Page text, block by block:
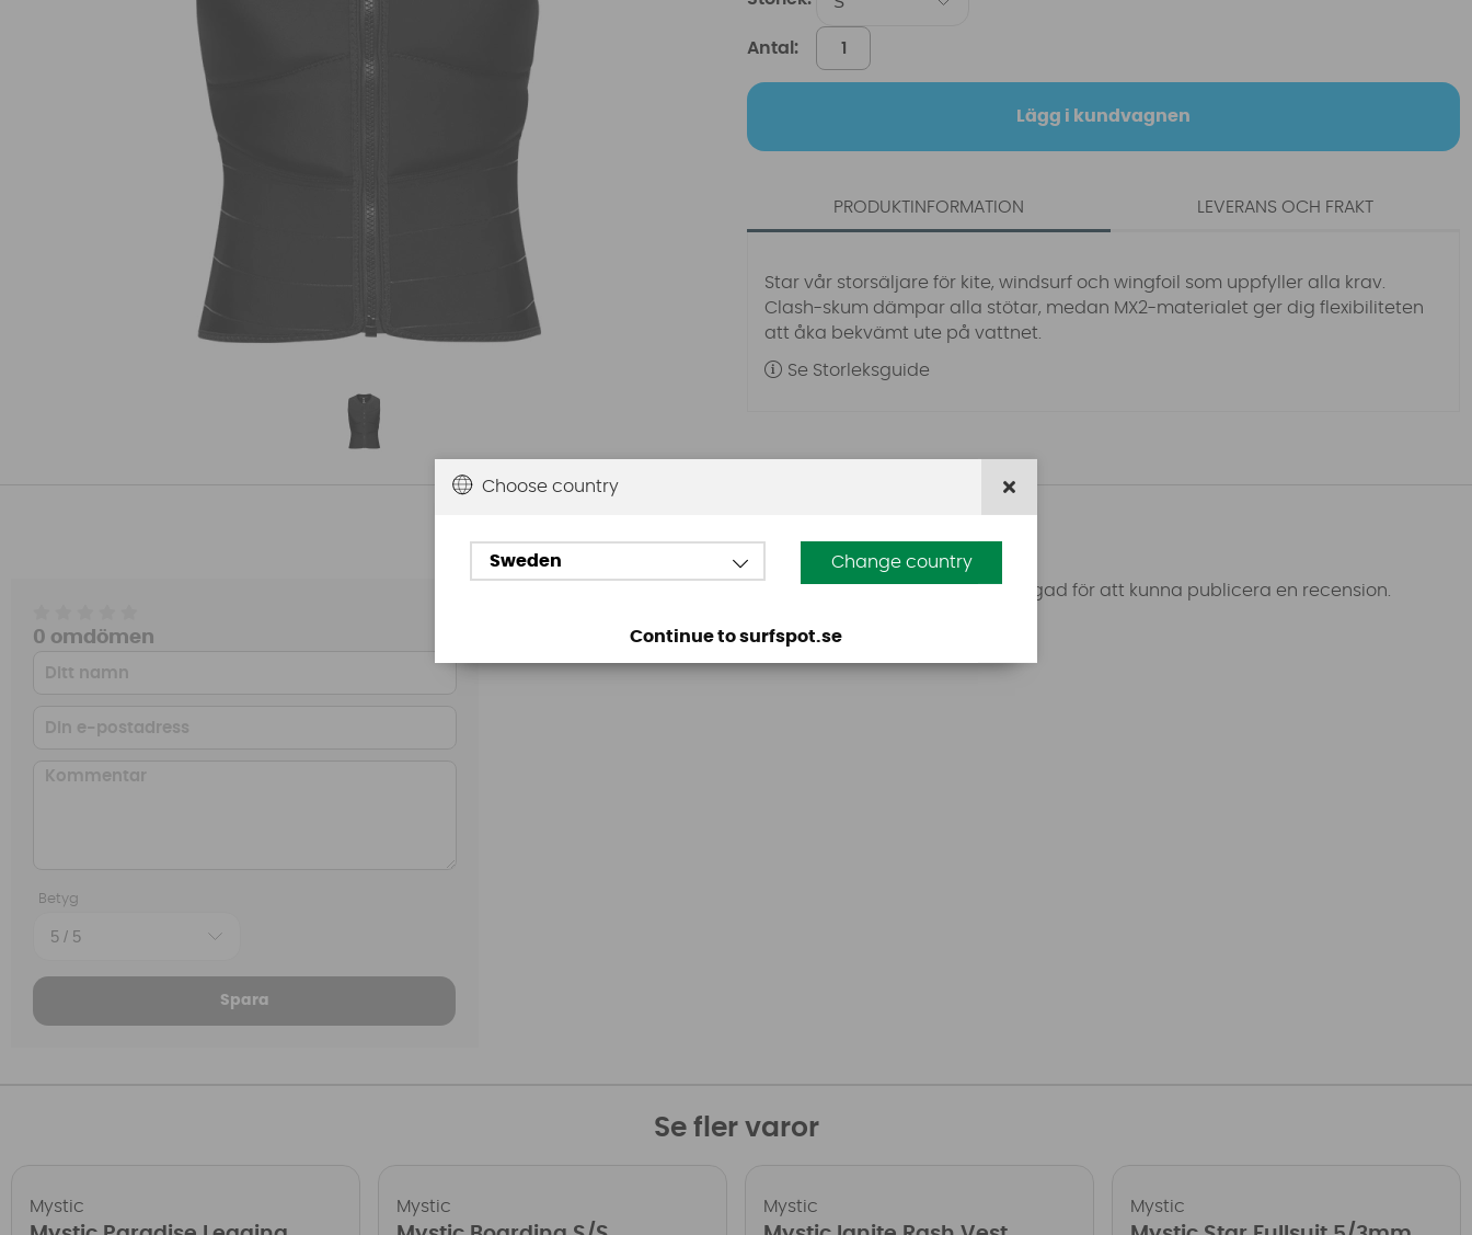
Antal:
Lägg i kundvagnen
PRODUKTINFORMATION
Star vår storsäljare för kite, windsurf och wingfoil som uppfyller alla krav.
Clash-skum dämpar alla stötar, medan MX2-materialet ger dig flexibiliteten
att åka bekvämt ute på vattnet.
Se Storleksguide
LEVERANS OCH FRAKT
0 omdömen
Betyg
Spara
Den här produkten har inga recensioner. Du måste vara inloggad för att kunna publicera en recension.
Se fler varor
Mystic Mystic Mystic Mystic
Choose country
Sweden Change country
Continue to surfspot.se